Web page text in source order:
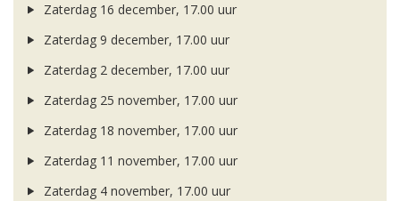
Zaterdag 16 december, 17.00 uur
Zaterdag 9 december, 17.00 uur
Zaterdag 2 december, 17.00 uur
Zaterdag 25 november, 17.00 uur
Zaterdag 18 november, 17.00 uur
Zaterdag 11 november, 17.00 uur
Zaterdag 4 november, 17.00 uur